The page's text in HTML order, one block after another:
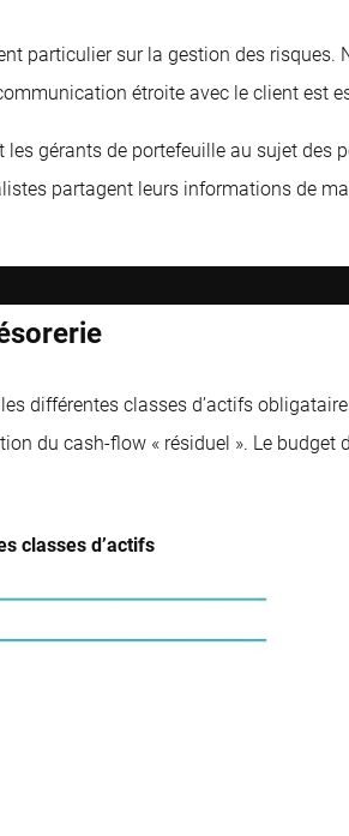
particulier sur la gestion des
étroite avec le client est
gérants de portefeuille au sujet des
partagent leurs informations de
différentes classes d’actifs
du cash-flow « résiduel ». Le
classes d’actifs